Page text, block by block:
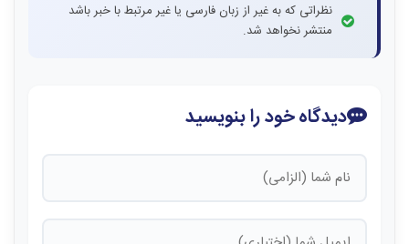
نظراتی که به غیر از زبان فارسی یا غیر مرتبط با خبر باشد
منتشر نخواهد شد.
دیدگاه خود را بنویسید